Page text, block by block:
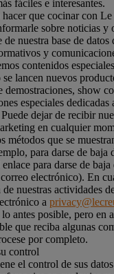
fáciles e interesantes.
que cocinar con Le
sobre noticias y
nuestra base de
y
contenidos
lancen nuevos
demostraciones, show
especiales dedicadas
dejar de recibir
en cualquier
métodos que se
para darse de baja
para darse de baja
electrónico). En
nuestras actividades
a
antes posible, pero en
que reciba algunas
por completo.
control
el control de sus